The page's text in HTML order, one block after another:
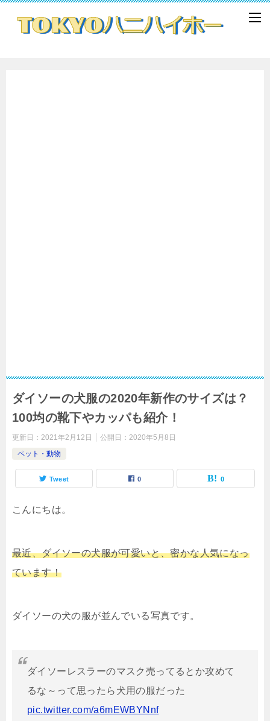
ダイソーの犬服の2020年新作のサイズは？
100均の靴下やカッパも紹介！
更新日： 2021年2月12日 公開日： 2020年5月8日
ペット・動物
Tweet 0 0
こんにちは。
最近、ダイソーの犬服が可愛いと、密かな人気になっ
ています！
ダイソーの犬の服が並んでいる写真です。
ダイソーレスラーのマスク売ってるとか攻めて
るな～って思ったら犬用の服だった
pic.twitter.com/a6mEWBYNnf